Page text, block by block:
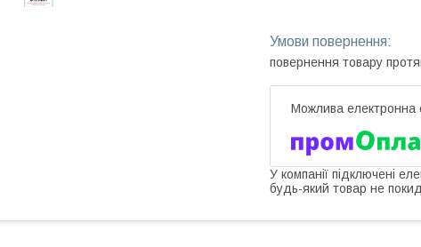
повернення товару
У компанії підключені
будь-який товар не